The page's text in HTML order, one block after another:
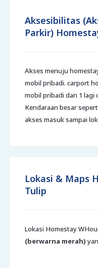
Aksesibilitas
Parkir)
Akses menuju
mobil pribadi. carport
mobil pribadi dan 1 lagi
Kendaraan besar
akses masuk sampai
Lokasi & Maps
Tulip
Lokasi Homestay
(berwarna merah)